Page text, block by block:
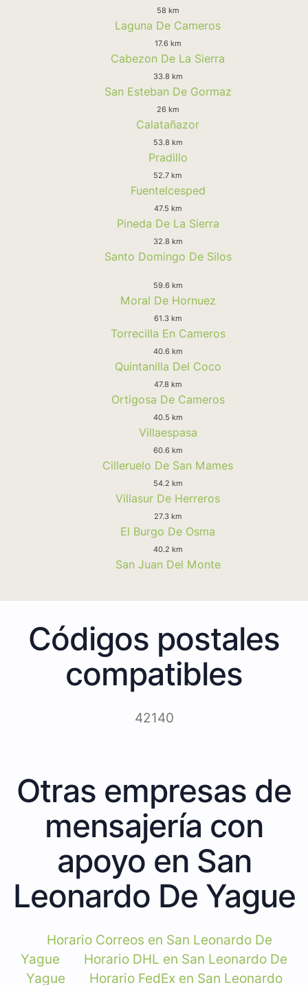
58 km
Laguna De Cameros
17.6 km
Cabezon De La Sierra
33.8 km
San Esteban De Gormaz
26 km
Calatañazor
53.8 km
Pradillo
52.7 km
Fuentelcesped
47.5 km
Pineda De La Sierra
32.8 km
Santo Domingo De Silos
59.6 km
Moral De Hornuez
61.3 km
Torrecilla En Cameros
40.6 km
Quintanilla Del Coco
47.8 km
Ortigosa De Cameros
40.5 km
Villaespasa
60.6 km
Cilleruelo De San Mames
54.2 km
Villasur De Herreros
27.3 km
El Burgo De Osma
40.2 km
San Juan Del Monte
Códigos postales
compatibles
42140
Otras empresas de
mensajería con
apoyo en San
Leonardo De Yague
Horario Correos en San Leonardo De
Yague
Horario DHL en San Leonardo De
Yague
Horario FedEx en San Leonardo